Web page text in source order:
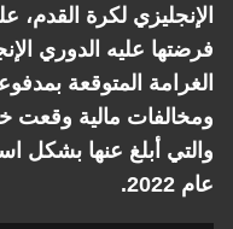
الإنجليزي لكرة القدم،
فرضتها عليه الدوري
الغرامة المتوقعة
ومخالفات مالية وقعت
والتي أبلغ عنها بشكل
عام 2022.